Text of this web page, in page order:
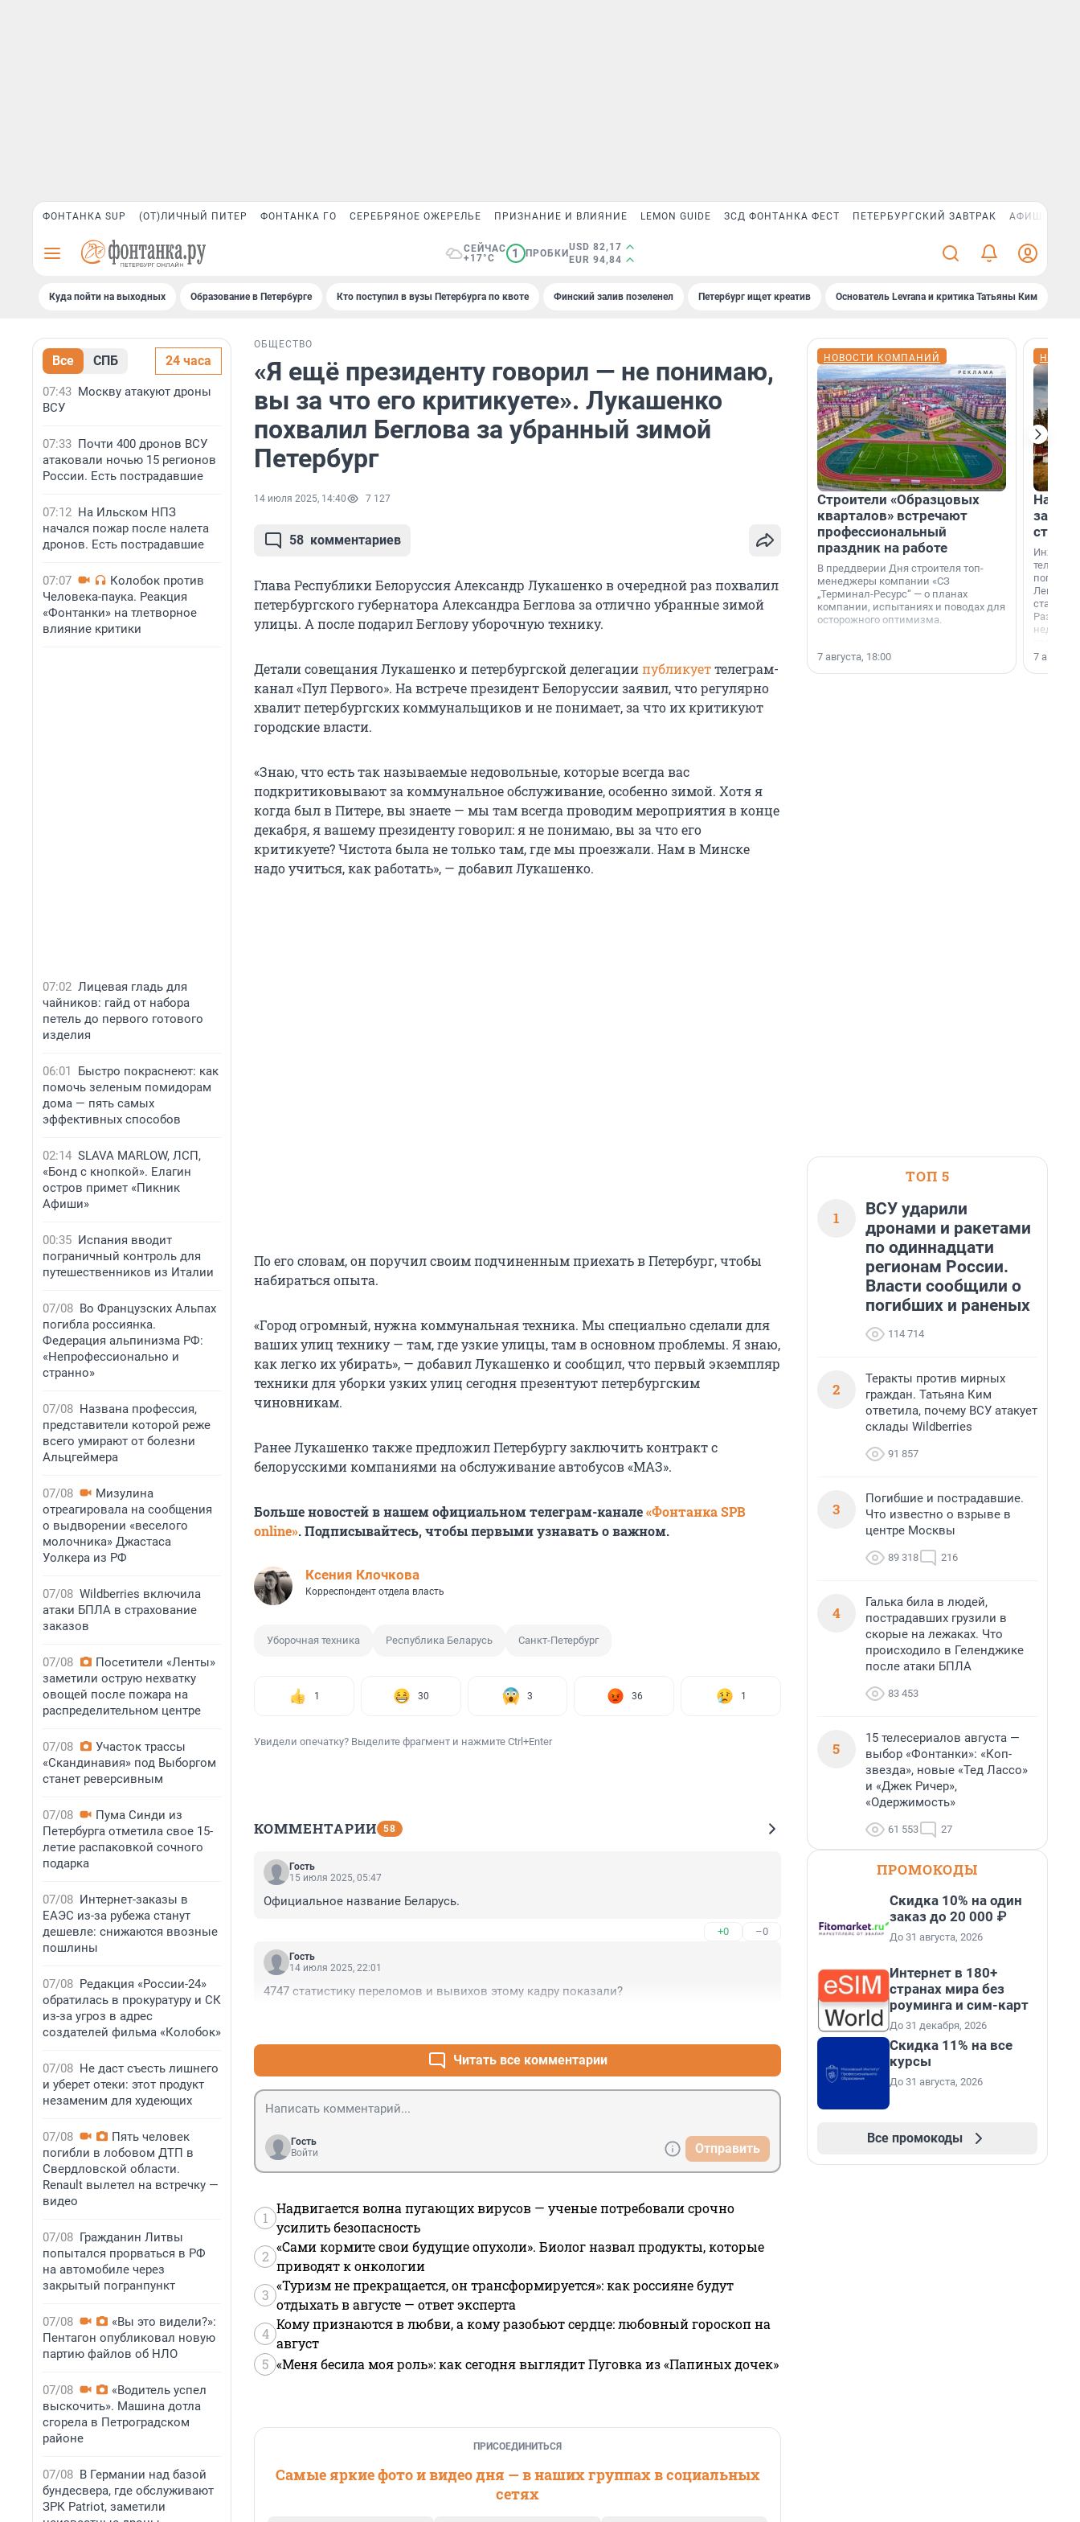
ФОНТАНКА SUP (ОТ)ЛИЧНЫЙ ПИТЕР ФОНТАНКА ГО СЕРЕБРЯНОЕ ОЖЕРЕЛЬЕ ПРИЗНАНИЕ И ВЛИЯНИЕ LEMON GUIDE ЗСД ФОНТАНКА ФЕСТ ПЕТЕРБУРГСКИЙ ЗАВТРАК АФИША PLUS
СЕЙЧАС
+17°C
1 ПРОБКИ
USD 82,17
EUR 94,84
Куда пойти на выходных Образование в Петербурге Кто поступил в вузы Петербурга по квоте Финский залив позеленел Петербург ищет креатив Основатель Levrana и критика Татьяны Ким
Все СПБ 24 часа
07:43 Москву атакуют дроны
ВСУ
07:33 Почти 400 дронов ВСУ
атаковали ночью 15 регионов
России. Есть пострадавшие
07:12 На Ильском НПЗ
начался пожар после налета
дронов. Есть пострадавшие
07:07
Колобок против
Человека-паука. Реакция
«Фонтанки» на тлетворное
влияние критики
07:02 Лицевая гладь для
чайников: гайд от набора
петель до первого готового
изделия
06:01
Быстро покраснеют: как
помочь зеленым помидорам
дома — пять самых
эффективных способов
02:14 SLAVA MARLOW, ЛСП,
«Бонд с кнопкой». Елагин
остров примет «Пикник
Афиши»
00:35 Испания вводит
пограничный контроль для
путешественников из Италии
07/08 Во Французских Альпах
погибла россиянка.
Федерация альпинизма РФ:
«Непрофессионально и
странно»
07/08 Названа профессия,
представители которой реже
всего умирают от болезни
Альцгеймера
07/08
Мизулина
отреагировала на сообщения
о выдворении «веселого
молочника» Джастаса
Уолкера из РФ
07/08 Wildberries включила
атаки БПЛА в страхование
заказов
07/08
Посетители «Ленты»
заметили острую нехватку
овощей после пожара на
распределительном центре
07/08
Участок трассы
«Скандинавия» под Выборгом
станет реверсивным
07/08
Пума Синди из
Петербурга отметила свое 15-
летие распаковкой сочного
подарка
07/08 Интернет-заказы в
ЕАЭС из-за рубежа станут
дешевле: снижаются ввозные
пошлины
07/08 Редакция «России-24»
обратилась в прокуратуру и СК
из-за угроз в адрес
создателей фильма «Колобок»
07/08 Не даст съесть лишнего
и уберет отеки: этот продукт
незаменим для худеющих
07/08
Пять человек
погибли в лобовом ДТП в
Свердловской области.
Renault вылетел на встречку —
видео
07/08 Гражданин Литвы
попытался прорваться в РФ
на автомобиле через
закрытый погранпункт
07/08
«Вы это видели?»:
Пентагон опубликовал новую
партию файлов об НЛО
07/08
«Водитель успел
выскочить». Машина дотла
сгорела в Петроградском
районе
07/08 В Германии над базой
бундесвера, где обслуживают
ЗРК Patriot, заметили
ОБЩЕСТВО
«Я ещё президенту говорил — не понимаю,
вы за что его критикуете». Лукашенко
похвалил Беглова за убранный зимой
Петербург
14 июля 2025, 14:40 7 127
58 комментариев
Глава Республики Белоруссия Александр Лукашенко в очередной раз похвалил
петербургского губернатора Александра Беглова за отлично убранные зимой
улицы. А послеподарил Беглову уборочную технику.
Детали совещания Лукашенко и петербургской делегациипубликуеттелеграм-
канал «Пул Первого». На встрече президент Белоруссии заявил, что регулярно
хвалит петербургских коммунальщиков и не понимает, за что их критикуют
городские власти.
«Знаю, что есть так называемые недовольные, которые всегда вас
подкритиковывают за коммунальное обслуживание, особенно зимой. Хотя я
когда был в Питере, вы знаете — мы там всегда проводим мероприятия в конце
декабря, я вашему президенту говорил: я не понимаю, вы за что его
критикуете? Чистота была не только там, где мы проезжали. Нам в Минске
надо учиться, как работать», — добавил Лукашенко.
По его словам, он поручил своим подчиненным приехать в Петербург, чтобы
набираться опыта.
«Город огромный, нужна коммунальная техника. Мы специально сделали для
ваших улиц технику — там, где узкие улицы, там в основном проблемы. Я знаю,
как легко их убирать», — добавил Лукашенко и сообщил, что первый экземпляр
техники для уборки узких улиц сегодня презентуют петербургским
чиновникам.
Ранее Лукашенко также предложил Петербургу заключить контракт с
белорусскими компаниями на обслуживание автобусов «МАЗ».
Больше новостей в нашем официальном телеграм-канале«Фонтанка SPB
online». Подписывайтесь, чтобы первыми узнавать о важном.
Ксения Клочкова
Корреспондент отдела власть
Уборочная техника Республика Беларусь Санкт-Петербург
1 30 3 36 1
Увидели опечатку? Выделите фрагмент и нажмите Ctrl+Enter
КОММЕНТАРИИ 58
Гость
15 июля 2025, 05:47
Официальное название Беларусь.
+0 –0
Гость
14 июля 2025, 22:01
4747 статистику переломов и вывихов этому кадру показали?
Читать все комментарии
Гость
Войти
Отправить
1
Надвигается волна пугающих вирусов — ученые потребовали срочно
усилить безопасность
2
«Сами кормите свои будущие опухоли». Биолог назвал продукты, которые
приводят к онкологии
3
«Туризм не прекращается, он трансформируется»: как россияне будут
отдыхать в августе — ответ эксперта
4
Кому признаются в любви, а кому разобьют сердце: любовный гороскоп на
август
5 «Меня бесила моя роль»: как сегодня выглядит Пуговка из «Папиных дочек»
ПРИСОЕДИНИТЬСЯ
Самые яркие фото и видео дня — в наших группах в социальных
сетях
НОВОСТИ КОМПАНИЙ
Строители «Образцовых
кварталов» встречают
профессиональный
праздник на работе
В преддверии Дня строителя топ-
менеджеры компании «СЗ
„Терминал-Ресурс“ — о планах
компании, испытаниях и поводах для
осторожного оптимизма.
7 августа, 18:00
На
станции
7
ТОП 5
1
ВСУ ударили
дронами и ракетами
по одиннадцати
регионам России.
Власти сообщили о
погибших и раненых
114 714
2
Теракты против мирных
граждан. Татьяна Ким
ответила, почему ВСУ атакует
склады Wildberries
91 857
3
Погибшие и пострадавшие.
Что известно о взрыве в
центре Москвы
89 318 216
4
Галька била в людей,
пострадавших грузили в
скорые на лежаках. Что
происходило в Геленджике
после атаки БПЛА
83 453
5
15 телесериалов августа —
выбор «Фонтанки»: «Коп-
звезда», новые «Тед Лассо»
и «Джек Ричер»,
«Одержимость»
61 553 27
ПРОМОКОДЫ
Скидка 10% на один
заказ до 20 000 ₽
До 31 августа, 2026
Интернет в 180+
странах мира без
роуминга и сим-карт
До 31 декабря, 2026
Скидка 11% на все
курсы
До 31 августа, 2026
Все промокоды